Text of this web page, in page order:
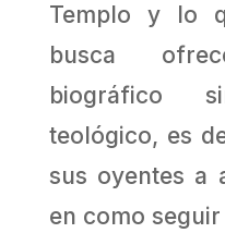
Templo y lo
busca
biográfico
teológico, es
sus oyentes a
en como